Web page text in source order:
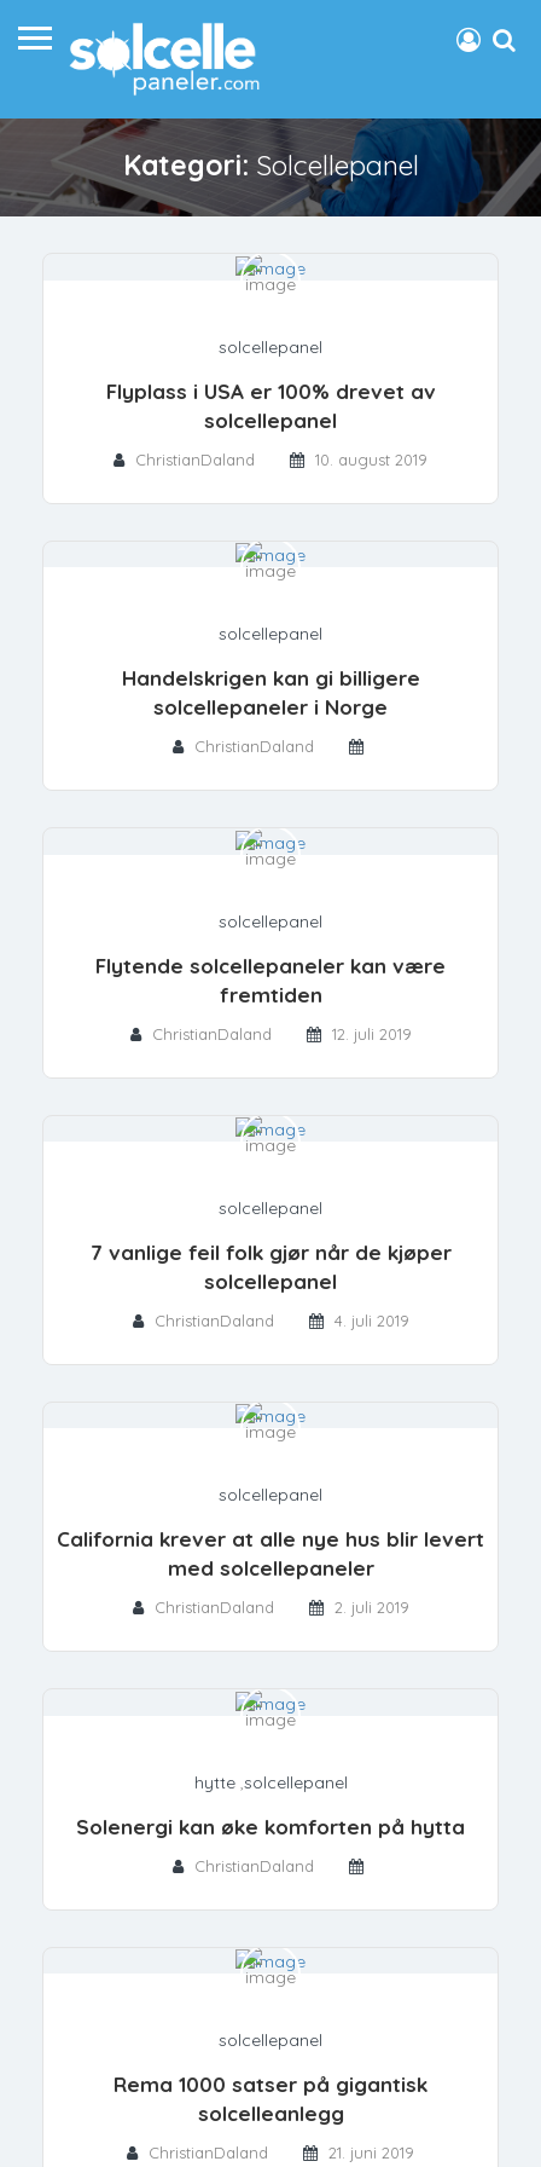
Kategori: Solcellepanel
solcellepanel
Flyplass i USA er 100% drevet av
solcellepanel
ChristianDaland 10. august 2019
solcellepanel
Handelskrigen kan gi billigere
solcellepaneler i Norge
ChristianDaland
solcellepanel
Flytende solcellepaneler kan være
fremtiden
ChristianDaland 12. juli 2019
solcellepanel
7 vanlige feil folk gjør når de kjøper
solcellepanel
ChristianDaland 4. juli 2019
solcellepanel
California krever at alle nye hus blir levert
med solcellepaneler
ChristianDaland 2. juli 2019
hytte,solcellepanel
Solenergi kan øke komforten på hytta
ChristianDaland
solcellepanel
Rema 1000 satser på gigantisk
solcelleanlegg
ChristianDaland 21. juni 2019